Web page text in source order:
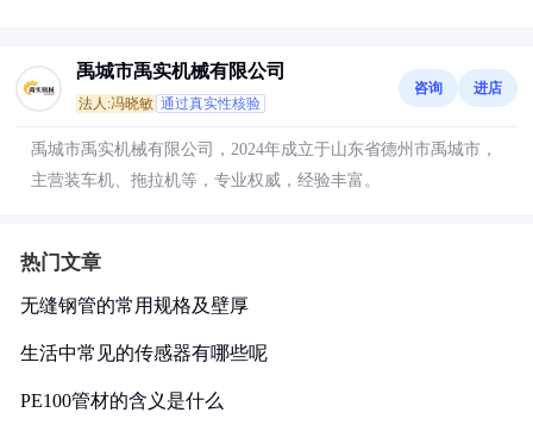
禹城市禹实机械有限公司
法人:冯晓敏 通过真实性核验
咨询 进店
禹城市禹实机械有限公司，2024年成立于山东省德州市禹城市，
主营装车机、拖拉机等，专业权威，经验丰富。
热门文章
无缝钢管的常用规格及壁厚
生活中常见的传感器有哪些呢
PE100管材的含义是什么